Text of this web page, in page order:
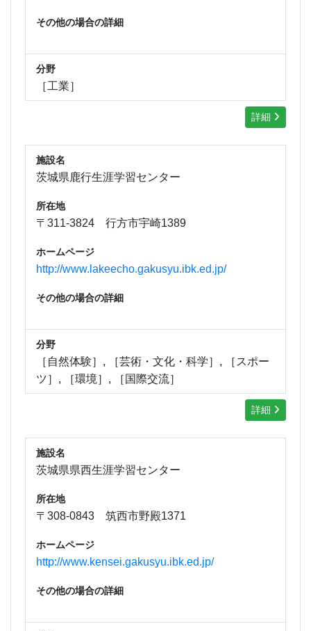
その他の場合の詳細
分野
［工業］
詳細
施設名
茨城県鹿行生涯学習センター
所在地
〒311-3824 行方市宇崎1389
ホームページ
http://www.lakeecho.gakusyu.ibk.ed.jp/
その他の場合の詳細
分野
［自然体験］, ［芸術・文化・科学］, ［スポー
ツ］, ［環境］, ［国際交流］
詳細
施設名
茨城県県西生涯学習センター
所在地
〒308-0843 筑西市野殿1371
ホームページ
http://www.kensei.gakusyu.ibk.ed.jp/
その他の場合の詳細